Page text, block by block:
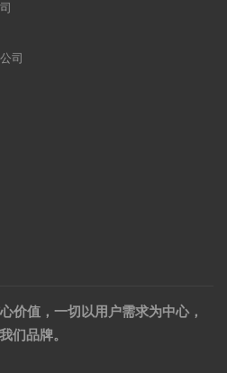
司
价值，一切以用户需求为中心，
们品牌。